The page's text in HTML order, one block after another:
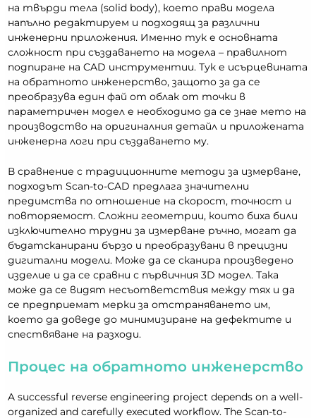
на твърди тела (solid body), което прави модела
напълно редактируем и подходящ за различни
инженерни приложения. Именно тук е основната
сложност при създаването на модела – правилнот
подпиране на CAD инструментии. Тук е исърцевината
на обратното инженерство, защото за да се
преобразува един фай от облак от точки в
параметричен модел е необходимо да се знае мето на
производство на оригиналния детайл и приложената
инженерна логи при създаването му.
В сравнение с традиционните методи за измерване,
подходът Scan-to-CAD предлага значителни
предимства по отношение на скорост, точност и
повторяемост. Сложни геометрии, които биха били
изключително трудни за измерване ръчно, могат да
бъдатсканирани бързо и преобразувани в прецизни
дигитални модели. Може да се сканира произведено
изделие и да се сравни с първичния 3D модел. Така
може да се видят несъответствия между тях и да
се предприемат мерки за отстраняването им,
което да доведе до минимизиране на дефектите и
спествяване на разходи.
Процес на обратното инженерство
A successful reverse engineering project depends on a well-
organized and carefully executed workflow. The Scan-to-